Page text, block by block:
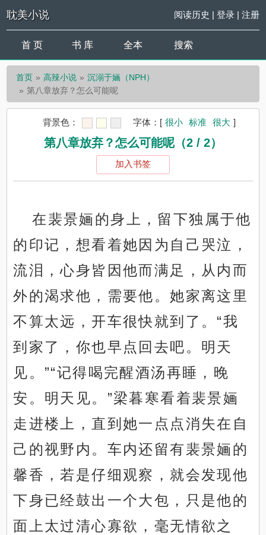
耽美小说 阅读历史 | 登录| 注册
首 页 书 库 全本 搜索
首页 高辣小说
沉溺于婳（NPH）
第八章放弃？怎么可能呢
背景色： 字体： [ 很小 标准 很大 ]
第八章放弃？怎么可能呢（2 / 2）
加入书签
在裴景婳的身上，留下独属于他
的印记，想看着她因为自己哭泣，
流泪，心身皆因他而满足，从内而
外的渴求他，需要他。她家离这里
不算太远，开车很快就到了。“我
到家了，你也早点回去吧。明天
见。”“记得喝完醒酒汤再睡，晚
安。明天见。”梁暮寒看着裴景婳
走进楼上，直到她一点点消失在自
己的视野内。车内还留有裴景婳的
馨香，若是仔细观察，就会发现他
下身已经鼓出一个大包，只是他的
面上太过清心寡欲，毫无情欲之